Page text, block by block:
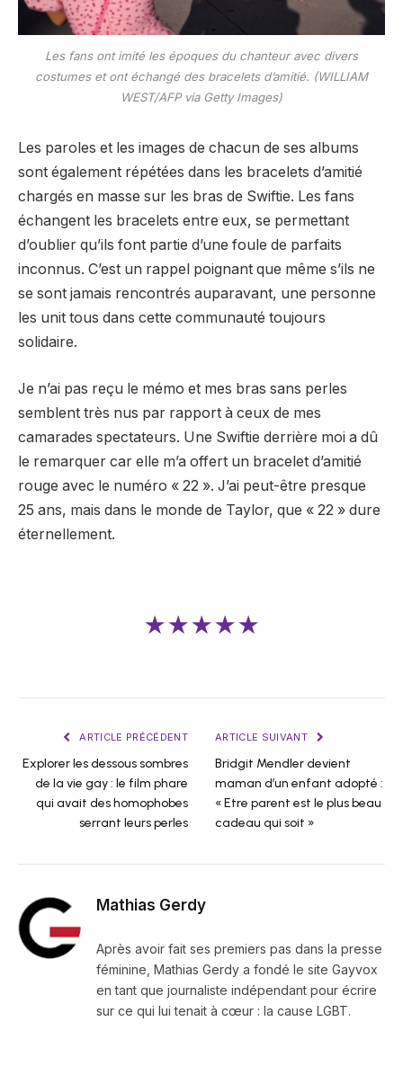
Les fans ont imité les époques du chanteur avec divers
costumes et ont échangé des bracelets d’amitié. (WILLIAM
WEST/AFP via Getty Images)
Les paroles et les images de chacun de ses albums
sont également répétées dans les bracelets d’amitié
chargés en masse sur les bras de Swiftie. Les fans
échangent les bracelets entre eux, se permettant
d’oublier qu’ils font partie d’une foule de parfaits
inconnus. C’est un rappel poignant que même s’ils ne
se sont jamais rencontrés auparavant, une personne
les unit tous dans cette communauté toujours
solidaire.
Je n’ai pas reçu le mémo et mes bras sans perles
semblent très nus par rapport à ceux de mes
camarades spectateurs. Une Swiftie derrière moi a dû
le remarquer car elle m’a offert un bracelet d’amitié
rouge avec le numéro « 22 ». J’ai peut-être presque
25 ans, mais dans le monde de Taylor, que « 22 » dure
éternellement.
★★★★★
ARTICLE PRÉCÉDENT
Explorer les dessous sombres
de la vie gay : le film phare
qui avait des homophobes
serrant leurs perles
ARTICLE SUIVANT
Bridgit Mendler devient
maman d’un enfant adopté :
« Etre parent est le plus beau
cadeau qui soit »
Mathias Gerdy
Après avoir fait ses premiers pas dans la presse
féminine, Mathias Gerdy a fondé le site Gayvox
en tant que journaliste indépendant pour écrire
sur ce qui lui tenait à cœur : la cause LGBT.